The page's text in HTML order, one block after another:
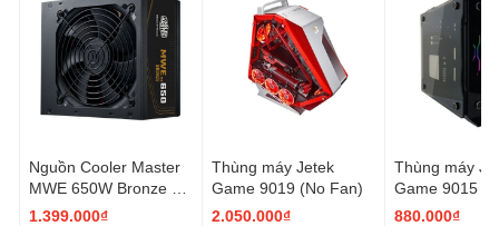
Raditor
Top: 240mm
Graphics card
310mm
Cooling
159mm
Dust Filter
Top
Acessories
Screw bag
Nguồn Cooler Master
MWE 650W Bronze V3
230V (MPE-6501-
1.399.000₫
Thùng máy Jetek
Game 9019 (No Fan)
2.050.000₫
Thùng máy
Game 9015
880.000₫